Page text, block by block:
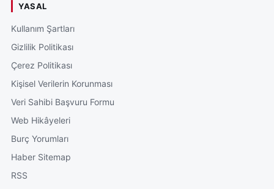
YASAL
Kullanım Şartları
Gizlilik Politikası
Çerez Politikası
Kişisel Verilerin Korunması
Veri Sahibi Başvuru Formu
Web Hikâyeleri
Burç Yorumları
Haber Sitemap
RSS